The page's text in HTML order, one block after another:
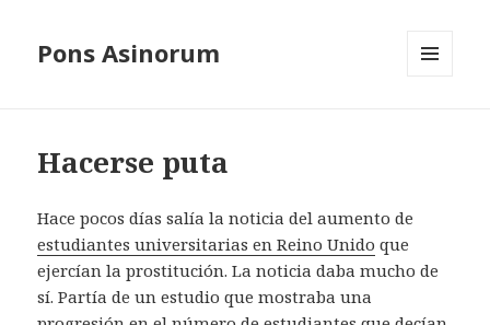
Pons Asinorum
Hacerse puta
Hace pocos días salía la noticia del aumento de
estudiantes universitarias en Reino Unido que
ejercían la prostitución. La noticia daba mucho de
sí. Partía de un estudio que mostraba una